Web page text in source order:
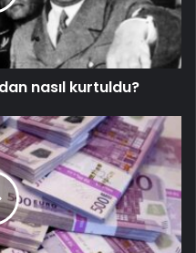
nasıl kurtuldu?